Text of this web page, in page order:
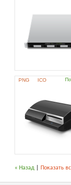
PNG ICO
« Назад Показать